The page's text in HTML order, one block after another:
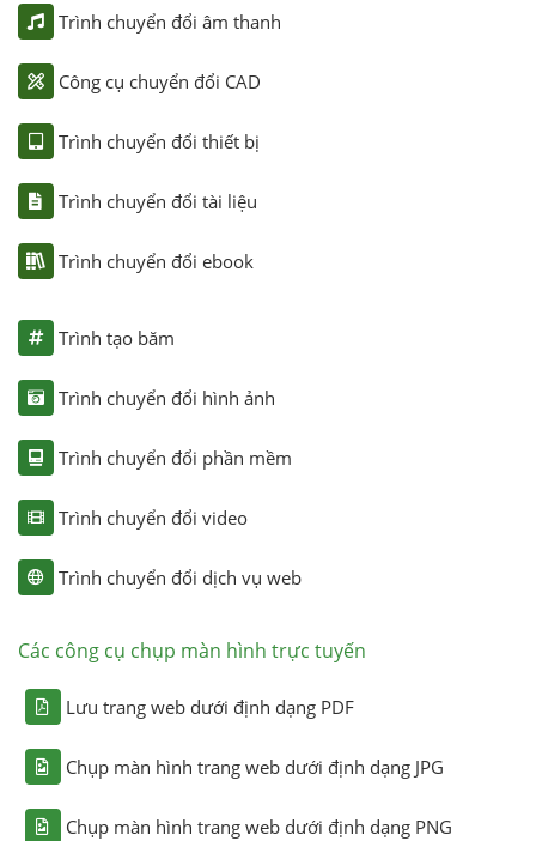
Trình chuyển đổi âm thanh
Công cụ chuyển đổi CAD
Trình chuyển đổi thiết bị
Trình chuyển đổi tài liệu
Trình chuyển đổi ebook
Trình tạo băm
Trình chuyển đổi hình ảnh
Trình chuyển đổi phần mềm
Trình chuyển đổi video
Trình chuyển đổi dịch vụ web
Các công cụ chụp màn hình trực tuyến
Lưu trang web dưới định dạng PDF
Chụp màn hình trang web dưới định dạng JPG
Chụp màn hình trang web dưới định dạng PNG